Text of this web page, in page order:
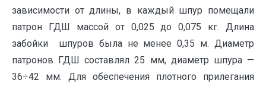
зависимости от длины, в каждый шпур помещали
патрон ГДШ массой от 0,025 до 0,075 кг. Длина
забойки шпуров была не менее 0,35 м. Диаметр
патронов ГДШ составлял 25 мм, диаметр шпура —
36÷42 мм. Для обеспечения плотного прилегания